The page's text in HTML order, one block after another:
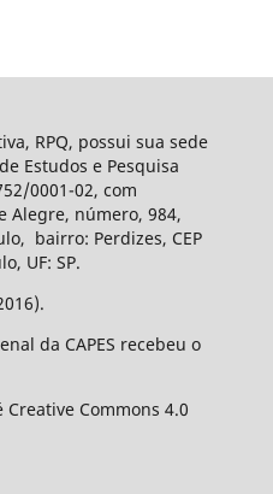
RPQ, possui sua sede
Estudos e Pesquisa
0001-02, com
Alegre, número, 984,
bairro: Perdizes, CEP
UF: SP.
da CAPES recebeu o
Commons 4.0